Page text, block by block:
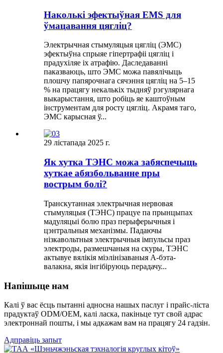
Наколькі эфектыўная EMS для
ўмацавання цягліц?
Электрычная стымуляцыя цягліц (ЭМС)
эфектыўна спрыяе гіпертрафіі цягліц і
прадухіляе іх атрафію. Даследаванні
паказваюць, што ЭМС можа павялічыць
плошчу папярочнага сячэння цягліц на 5–15
% на працягу некалькіх тыдняў рэгулярнага
выкарыстання, што робіць яе каштоўным
інструментам для росту цягліц. Акрамя таго,
ЭМС карысная ў...
29 лістапада 2025 г.
Як хутка ТЭНС можа забяспечыць
хуткае абязбольванне пры
вострым болі?
Транскутанная электрычная нервовая
стымуляцыя (ТЭНС) працуе па прынцыпах
мадуляцыі болю праз перыферычныя і
цэнтральныя механізмы. Падаючы
нізкавольтныя электрычныя імпульсы праз
электроды, размешчаныя на скуры, ТЭНС
актывуе вялікія міэлінізаваныя А-бэта-
валакна, якія інгібіруюць перадачу...
Напішыце нам
Калі ў вас ёсць пытанні адносна нашых паслуг і прайс-ліста
прадуктаў ODM/OEM, калі ласка, пакіньце тут свой адрас
электроннай пошты, і мы адкажам вам на працягу 24 гадзін.
Адправіць запыт